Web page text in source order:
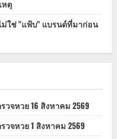
หตุ
ใช่ "แฟ้บ" แบรนด์ที่มาก่อน
จหวย 16 สิงหาคม 2569
จหวย 1 สิงหาคม 2569